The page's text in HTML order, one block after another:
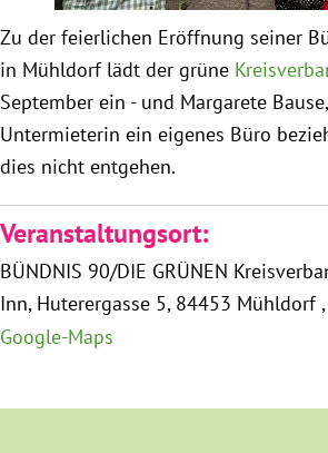
Ämter, Funktionen und Einkünfte
Besuch in Berlin
Praktikum
Bayern
München
Zu der feierlichen Eröffnung seiner
in Mühldorf lädt der grüne
September ein - und Margarete
Untermieterin ein eigenes Büro
dies nicht entgehen.
Veranstaltungsort:
BÜNDNIS 90/DIE GRÜNEN
Inn Huterergasse 5 84453 Mühldorf
Google-Maps